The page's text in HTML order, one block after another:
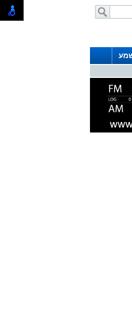
שמע